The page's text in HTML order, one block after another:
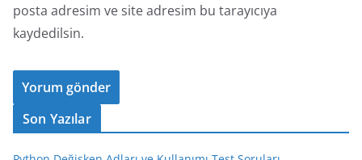
posta adresim ve site adresim bu tarayıcıya
kaydedilsin.
Son Yazılar